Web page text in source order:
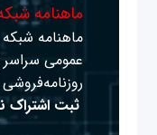
ماهنامه
ماهنامه شبکه
عمومی سراسر
ثبت اشتراک